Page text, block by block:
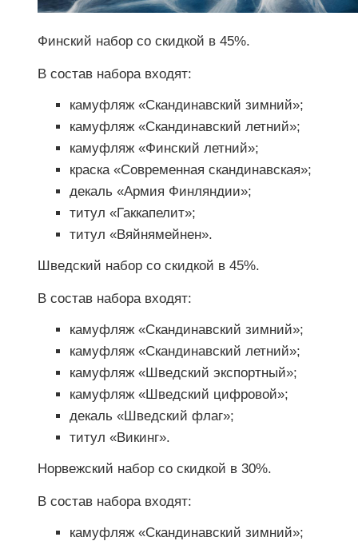
Финский набор со скидкой в 45%.
В состав набора входят:
камуфляж «Скандинавский зимний»;
камуфляж «Скандинавский летний»;
камуфляж «Финский летний»;
краска «Современная скандинавская»;
декаль «Армия Финляндии»;
титул «Гаккапелит»;
титул «Вяйнямейнен».
Шведский набор со скидкой в 45%.
В состав набора входят:
камуфляж «Скандинавский зимний»;
камуфляж «Скандинавский летний»;
камуфляж «Шведский экспортный»;
камуфляж «Шведский цифровой»;
декаль «Шведский флаг»;
титул «Викинг».
Норвежский набор со скидкой в 30%.
В состав набора входят:
камуфляж «Скандинавский зимний»;